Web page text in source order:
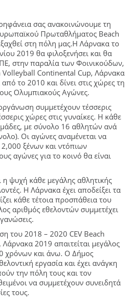
σας ανακοινώνουμε τη
Πρωταθλήματος Beach
στη πόλη μας.Η Λάρνακα το
2019 θα φιλοξενήσει και θα
στην παραλία των Φοινικούδων,
Volleyball Continental Cup, Λάρνακα
το 2010 και δίνει στις χώρες τη
Ολυμπιακούς Αγώνες.
συμμετέχουν τέσσερις
χώρες στις γυναίκες. Η κάθε
με σύνολο 16 αθλητών ανά
Οι αγώνες αναμένεται να
ξένων και ντόπιων
αγώνες για το κοινό θα είναι
ψυχή κάθε μεγάλης αθλητικής
Η Λάρνακα έχει αποδείξει τα
κάθε τέτοια προσπάθεια του
αριθμός εθελοντών συμμετέχει
του 2018 – 2020 CEV Beach
2019 απαιτείται μεγάλος
χρόνων και άνω. Ο Δήμος
εργασία και έχει ανάγκη
την πόλη τους και τον
να συμμετέχουν συνειδητά
τους.